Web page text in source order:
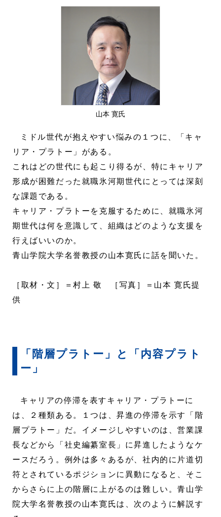
山本 寛氏
ミドル世代が抱えやすい悩みの１つに、「キャ
リア・プラトー」がある。
これはどの世代にも起こり得るが、特にキャリア
形成が困難だった就職氷河期世代にとっては深刻
な課題である。
キャリア・プラトーを克服するために、就職氷河
期世代は何を意識して、組織はどのような支援を
行えばいいのか。
青山学院大学名誉教授の山本寛氏に話を聞いた。
［取材・文］＝村上 敬 ［写真］＝山本 寛氏提
供
「階層プラトー」と「内容プラト
ー」
キャリアの停滞を表すキャリア・プラトーに
は、２種類ある。１つは、昇進の停滞を示す「階
層プラトー」だ。イメージしやすいのは、営業課
長などから「社史編纂室長」に昇進したようなケ
ースだろう。例外は多々あるが、社内的に片道切
符とされているポジションに異動になると、そこ
からさらに上の階層に上がるのは難しい。青山学
院大学名誉教授の山本寛氏は、次のように解説す